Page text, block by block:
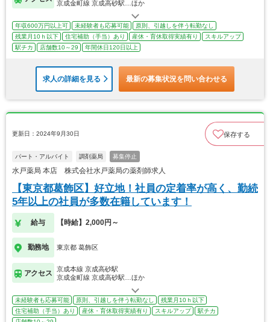
京成金町線 京成高砂駅…ほか
年収600万円以上可 未経験者も応募可能
原則、引越しを伴う転勤なし
残業月10ｈ以下
住宅補助（手当）あり 産休・育休取得実績有り
スキルアップ
駅チカ
店舗数10～29 年間休日120日以上
求人の詳細を見る 最新の募集状況を問い合わせる
更新日：2024年9月30日 保存する
パート・アルバイト 調剤薬局 募集停止
水戸薬局 本店 株式会社水戸薬局の薬剤師求人
【東京都葛飾区】好立地！社員の定着率が高く、勤続
5年以上の社員が多数在籍しています！
給与 【時給】2,000円～
勤務地 東京都 葛飾区
アクセス
京成本線 京成高砂駅
京成金町線 京成高砂駅…ほか
未経験者も応募可能 原則、引越しを伴う転勤なし
残業月10ｈ以下
住宅補助（手当）あり
産休・育休取得実績有り スキルアップ
駅チカ